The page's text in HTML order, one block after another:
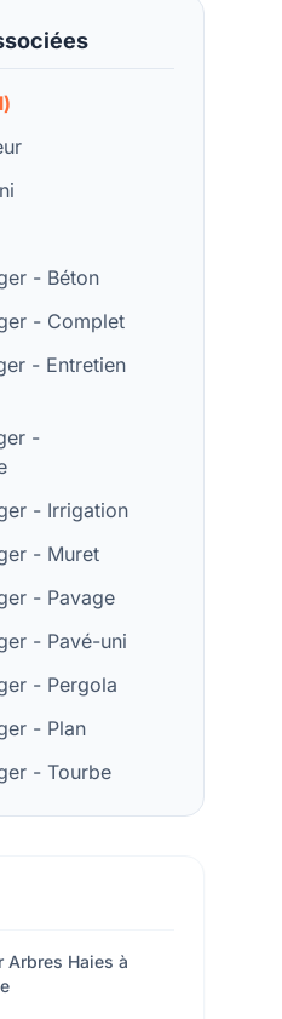
- Béton
- Complet
- Entretien
-
- Irrigation
- Muret
- Pavage
- Pavé-uni
- Pergola
- Plan
- Tourbe
Arbres Haies à